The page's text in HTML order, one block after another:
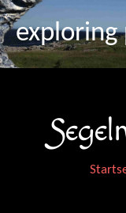
Zum
Inhalt
springen
exploring